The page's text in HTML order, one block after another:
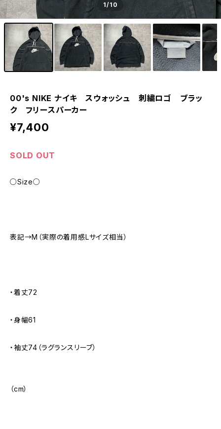
1/10
00's NIKE ナイキ スウォッシュ 刺繍ロゴ ブラッ
ク フリースパーカー
¥7,400
SOLD OUT
○Size○
表記→M（実際の着用感Lサイズ相当）
・着丈72
・身幅61
・袖丈74（ラグランスリーブ）
（cm）